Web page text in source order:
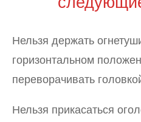
Нельзя держать
горизонтальном
переворачивать
Нельзя прикасаться